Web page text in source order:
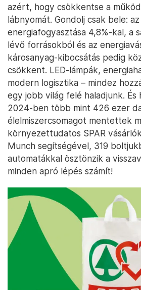
azért, hogy csökkentse a
lábnyomát. Gondolj csak bele:
energiafogyasztása 4,8%-kal, a
lévő forrásokból és az
károsanyag-kibocsátás pedig
csökkent. LED-lámpák,
modern logisztika – mindez
egy jobb világ felé haladjunk. És
2024-ben több mint 426 ezer
élelmiszercsomagot mentettek
környezettudatos SPAR
Munch segítségével, 319
automatákkal ösztönzik a
minden apró lépés számít!